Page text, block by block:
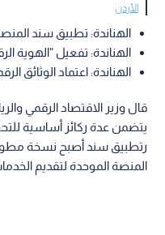
الأردن
الهناندة: تطبيق سند
الهناندة: تفعيل
الهناندة: اعتماد الوثائق
قال وزير الاقتصاد الرقمي
يتضمن عدة ركائز أساسية
رتطبيق سند أصبح نسخة
المنصة الموحدة لتقديم